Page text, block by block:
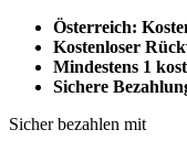
Österreich:
Kostenloser
Mindestens 1
Sichere
Sicher bezahlen mit